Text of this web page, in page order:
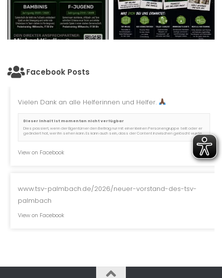
Facebook Posts
Vielen Dank an alle Helferinnen und Helfer.
Dieser Inhalt ist momentan nicht verfügbar
Dies passiert, wenn der Eigentümer den Beitrag nur mit einer kleinen Personengruppe teilt oder er
geändert hat, wer ihn sehen kann. Es kann auch sein, dass der Content inzwischen gelöscht wurde.
View on Facebook
www.tsv-palmbach.de/2026/neuer-vorstand-des-tsv-
palmbach
View on Facebook